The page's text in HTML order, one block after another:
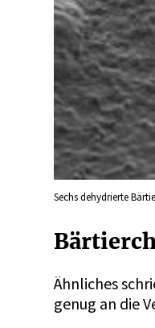
Sechs dehydrierte
Ähnliches
genug an die